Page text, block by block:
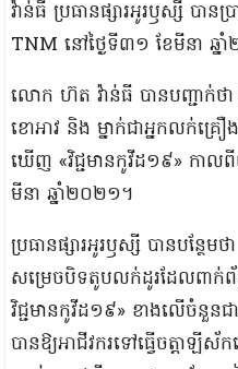
វ៉ាន់ធី ប្រធានផ្សារអូរឫស្សី បាន
TNM នៅថ្ងៃទី៣១ ខែមីនា ឆ្ន
លោក ហ៊ត វ៉ាន់ធី បានបញ្ជាក់ថា
ខោអាវ និង ម្នាក់ជាអ្នកលក់គ្រ
ឃើញ «វិជ្ជមានកូវីដ១៩» កាល
មីនា ឆ្នាំ២០២១។
ប្រធានផ្សារអូរឫស្សី បានបន្ថែមថា
សម្រេចបិទតូបលក់ដូរដែលពាក់ព័
វិជ្ជមានកូវីដ១៩» ខាងលើចំនួន
បានឱ្យអាជីវករទៅធ្វើចត្តាឡីស័